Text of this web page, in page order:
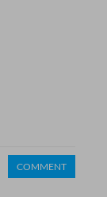
COMMENT